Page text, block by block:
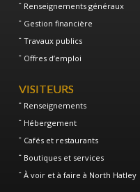
Renseignements généraux
Gestion financière
Travaux publics
Offres d’emploi
VISITEURS
Renseignements
Hébergement
Cafés et restaurants
Boutiques et services
À voir et à faire à North Hatley